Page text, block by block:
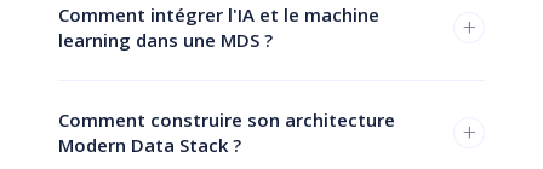
Comment intégrer l'IA et le machine
learning dans une MDS ?
+
Comment construire son architecture
Modern Data Stack ?
+